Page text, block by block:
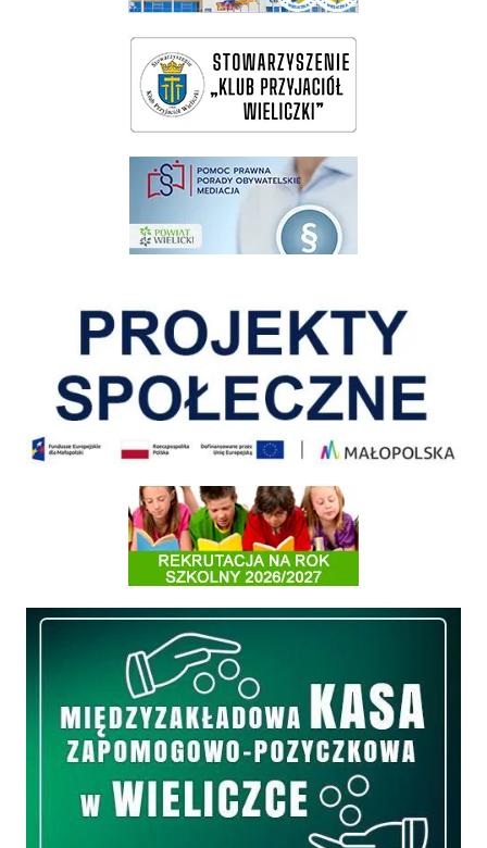
wieliczka-wieliczanie na bis
pomoc prawna wieliczka
Informacja o terminach rekrutacji na rok szkolny 2026/2027
Międzyzakładowa Kasa Zapomogowo - Pożyczkowa